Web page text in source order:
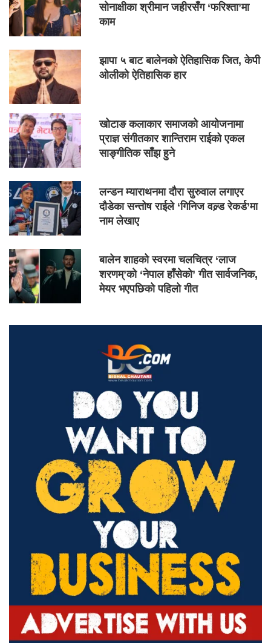
सोनाक्षीका श्रीमान जहीरसँग ‘फरिश्ता’मा
काम
झापा ५ बाट बालेनको ऐतिहासिक जित, केपी
ओलीको ऐतिहासिक हार
खोटाङ कलाकार समाजको आयोजनामा
प्राज्ञ संगीतकार शान्तिराम राईको एकल
साङ्गीतिक साँझ हुने
लन्डन म्याराथनमा दौरा सुरुवाल लगाएर
दौडेका सन्तोष राईले ‘गिनिज वल्र्ड रेकर्ड’मा
नाम लेखाए
बालेन शाहको स्वरमा चलचित्र ‘लाज
शरणम्’को ‘नेपाल हाँसेको’ गीत सार्वजनिक,
मेयर भएपछिको पहिलो गीत